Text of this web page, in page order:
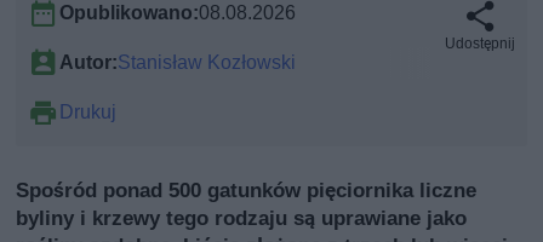
Opublikowano:08.08.2026
Autor:Stanisław Kozłowski
Drukuj
Udostępnij
Spośród ponad 500 gatunków pięciornika liczne
byliny i krzewy tego rodzaju są uprawiane jako